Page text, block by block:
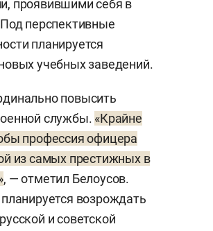
проявившими себя в
перспективные
планируется
учебных заведений.
повысить
службы. «Крайне
профессия офицера
из самых престижных в
, — отметил Белоусов.
возрождать
и советской